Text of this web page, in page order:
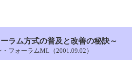
ラム方式の普及と改善の秘訣～
フォーラムML（2001.09.02）